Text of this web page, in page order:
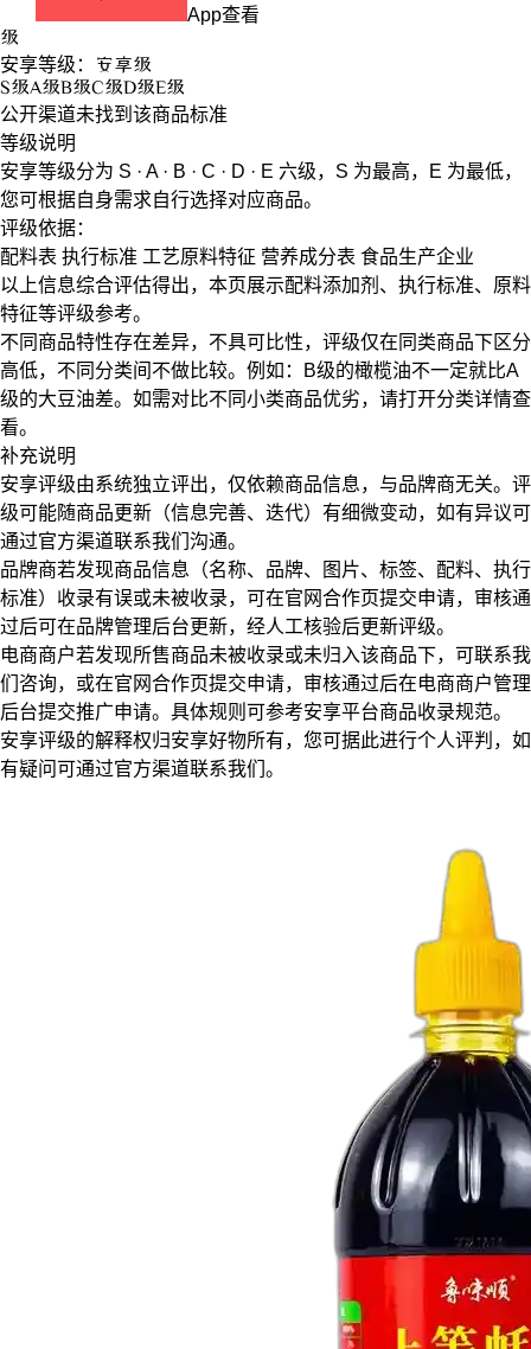
App查看
级
安享等级： 安享级
S级A级B级C级D级E级
公开渠道未找到该商品标准
等级说明
安享等级分为 S · A · B · C · D · E 六级， S 为最高， E 为最低，
您可根据自身需求自行选择对应商品。
评级依据：
配料表 执行标准 工艺原料特征 营养成分表 食品生产企业
以上信息综合评估得出，本页展示配料添加剂 、 执行标准、 原料
特征等评级参考。
不同商品特性存在差异，不具可比性，评级仅在 同类商品下区分
高低，不同分类间不做比较。例如：B级的橄榄油不一定就比A
级的大豆油差。如需对比不同小类商品优劣，请打开分类详情查
看。
补充说明
安享评级由系统独立评出，仅依赖商品信息， 与品牌商无关。评
级可能随商品更新（信息完善、迭代）有细微变动，如有异议可
通过官方渠道联系我们沟通。
品牌商若发现商品信息（名称、品牌、图片、标签、配料、执行
标准）收录有误或未被收录，可在官网合作页提交申请，审核通
过后可在品牌管理后台更新，经人工核验后更新评级。
电商商户若发现所售商品未被收录或未归入该商品下，可联系我
们咨询，或在官网合作页提交申请，审核通过后在电商商户管理
后台提交推广申请。具体规则可参考安享平台商品收录规范。
安享评级的解释权归安享好物所有，您可据此进行个人评判，如
有疑问可通过官方渠道联系我们。